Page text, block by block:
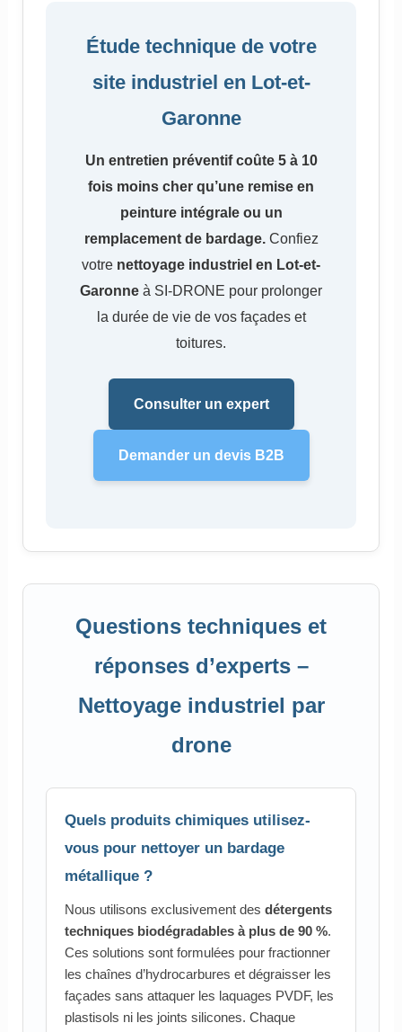
Étude technique de votre
site industriel en Lot-et-
Garonne
Un entretien préventif coûte 5 à 10
fois moins cher qu’une remise en
peinture intégrale ou un
remplacement de bardage.Confiez
votre nettoyage industriel en Lot-et-
Garonne à SI-DRONE pour prolonger
la durée de vie de vos façades et
toitures.
Consulter un expert
Demander un devis B2B
Questions techniques et
réponses d’experts –
Nettoyage industriel par
drone
Quels produits chimiques utilisez-
vous pour nettoyer un bardage
métallique ?
Nous utilisons exclusivement des détergents
techniques biodégradables à plus de 90 %.
Ces solutions sont formulées pour fractionner
les chaînes d’hydrocarbures et dégraisser les
façades sans attaquer les laquages PVDF, les
plastisols ni les joints silicones. Chaque